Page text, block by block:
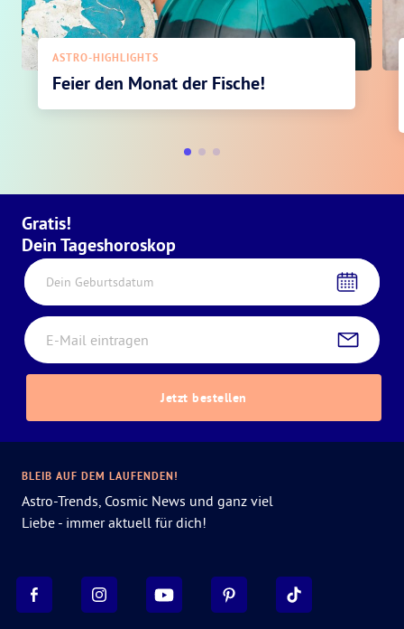
ASTRO-HIGHLIGHTS
Feier den Monat der Fische!
Gratis!
Dein Tageshoroskop
Dein Geburtsdatum
Jetzt bestellen
BLEIB AUF DEM LAUFENDEN!
Astro-Trends, Cosmic News und ganz viel
Liebe - immer aktuell für dich!